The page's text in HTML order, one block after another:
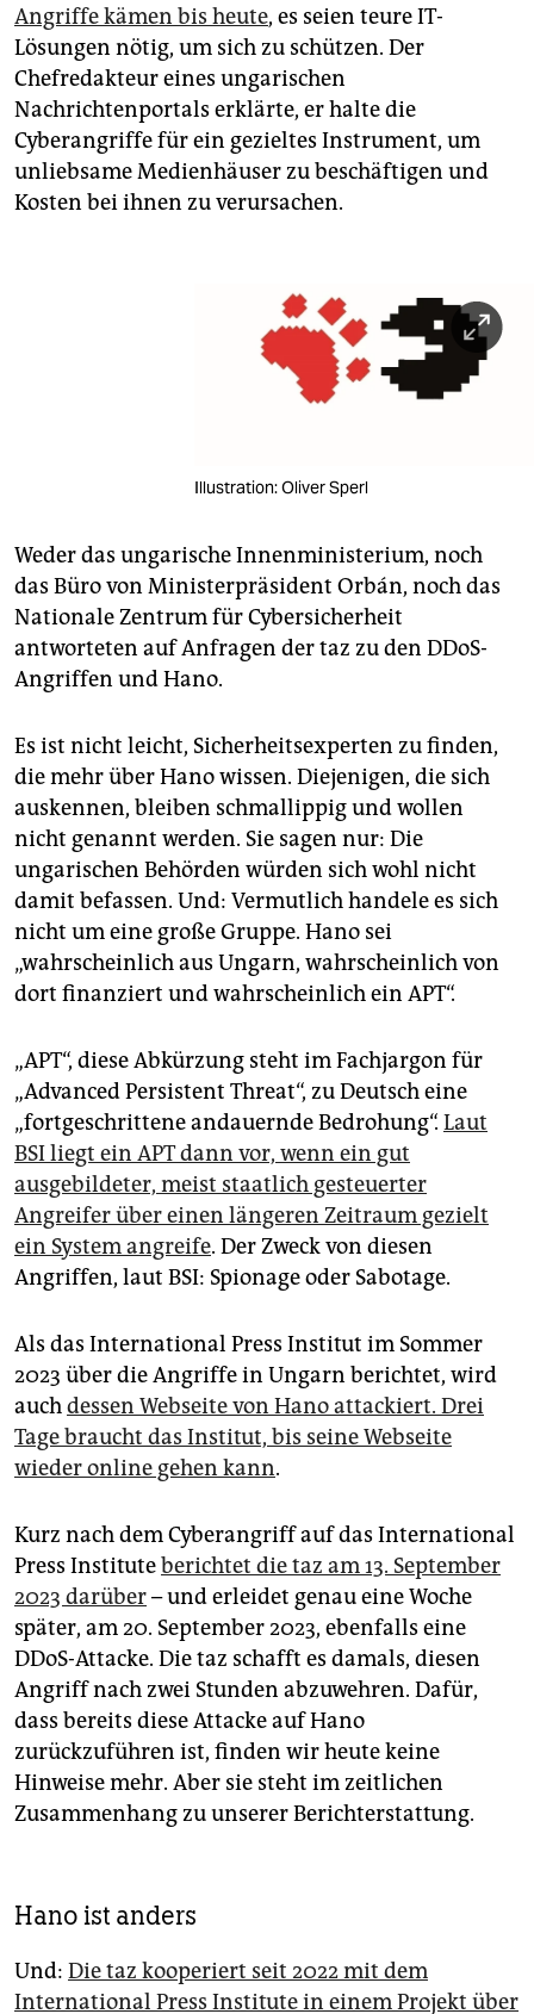
Angriffe kämen bis heute, es seien teure IT-
Lösungen nötig, um sich zu schützen. Der
Chefredakteur eines ungarischen
Nachrichtenportals erklärte, er halte die
Cyberangriffe für ein gezieltes Instrument, um
unliebsame Medienhäuser zu beschäftigen und
Kosten bei ihnen zu verursachen.
Illustration: Oliver Sperl
Weder das ungarische Innenministerium, noch
das Büro von Ministerpräsident Orbán, noch das
Nationale Zentrum für Cybersicherheit
antworteten auf Anfragen der taz zu den DDoS-
Angriffen und Hano.
Es ist nicht leicht, Sicherheitsexperten zu finden,
die mehr über Hano wissen. Diejenigen, die sich
auskennen, bleiben schmallippig und wollen
nicht genannt werden. Sie sagen nur: Die
ungarischen Behörden würden sich wohl nicht
damit befassen. Und: Vermutlich handele es sich
nicht um eine große Gruppe. Hano sei
„wahrscheinlich aus Ungarn, wahrscheinlich von
dort finanziert und wahrscheinlich ein APT“.
„APT“, diese Abkürzung steht im Fachjargon für
„Advanced Persistent Threat“, zu Deutsch eine
„fortgeschrittene andauernde Bedrohung“. Laut
BSI liegt ein APT dann vor, wenn ein gut
ausgebildeter, meist staatlich gesteuerter
Angreifer über einen längeren Zeitraum gezielt
ein System angreife. Der Zweck von diesen
Angriffen, laut BSI: Spionage oder Sabotage.
Als das International Press Institut im Sommer
2023 über die Angriffe in Ungarn berichtet, wird
auchdessen Webseite von Hano attackiert. Drei
Tage braucht das Institut, bis seine Webseite
wieder online gehen kann.
Kurz nach dem Cyberangriff auf das International
Press Instituteberichtet die taz am 13. September
2023 darüber– und erleidet genau eine Woche
später, am 20. September 2023, ebenfalls eine
DDoS-Attacke. Die taz schafft es damals, diesen
Angriff nach zwei Stunden abzuwehren. Dafür,
dass bereits diese Attacke auf Hano
zurückzuführen ist, finden wir heute keine
Hinweise mehr. Aber sie steht im zeitlichen
Zusammenhang zu unserer Berichterstattung.
Hano ist anders
Und: Die taz kooperiert seit 2022 mit dem
International Press Institute in einem Projekt über